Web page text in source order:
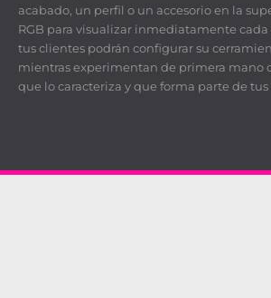
acabado, un perfil o un accesorio en la
RGB para visualizar inmediatamente
tus clientes podrán configurar su
mientras experimentan de primera mano
que lo caracteriza y que forma parte de tus